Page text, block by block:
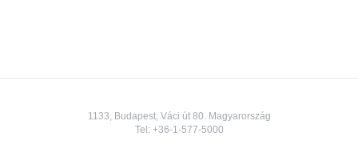
1133, Budapest, Váci út 80. Magyarország
Tel: +36-1-577-5000